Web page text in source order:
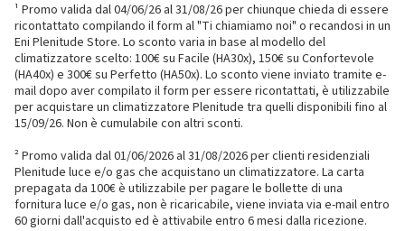
¹ Promo valida dal 04/06/26 al 31/08/26 per chiunque chieda di essere
ricontattato compilando il form al "Ti chiamiamo noi" o recandosi in un
Eni Plenitude Store. Lo sconto varia in base al modello del
climatizzatore scelto: 100€ su Facile (HA30x), 150€ su Confortevole
(HA40x) e 300€ su Perfetto (HA50x). Lo sconto viene inviato tramite e-
mail dopo aver compilato il form per essere ricontattati, è utilizzabile
per acquistare un climatizzatore Plenitude tra quelli disponibili fino al
15/09/26. Non è cumulabile con altri sconti.
² Promo valida dal 01/06/2026 al 31/08/2026 per clienti residenziali
Plenitude luce e/o gas che acquistano un climatizzatore. La carta
prepagata da 100€ è utilizzabile per pagare le bollette di una
fornitura luce e/o gas, non è ricaricabile, viene inviata via e-mail entro
60 giorni dall'acquisto ed è attivabile entro 6 mesi dalla ricezione.